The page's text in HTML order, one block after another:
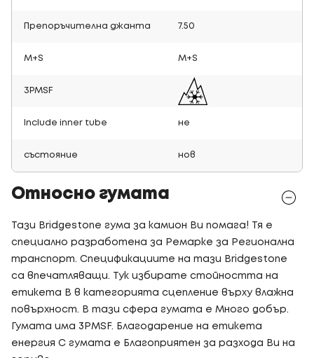
Препоръчителна джанта 7.50
M+S M+S
3PMSF
Include inner tube не
състояние нов
Относно гумата
Тази Bridgestone гума за камион Ви помага! Тя е
специално разработена за Ремарке за Регионална
транспорт. Спецификациите на тази Bridgestone
са впечатляващи. Тук избирате стойността на
етикета B в категорията сцепление върху влажна
повърхност. В тази сфера гумата е Много добър.
Гумата има 3PMSF. Благодарение на етикета
енергия C гумата е Благоприятен за разхода Ви на